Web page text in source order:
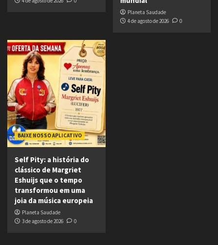
Planeta Saudade
4 de agosto de 2026
0
BAIXE NOSSO APLICATIVO
Self Pity: a história do
clássico de Margriet
Eshuijs que o tempo
transformou em uma
joia da música europeia
Planeta Saudade
3 de agosto de 2026
0